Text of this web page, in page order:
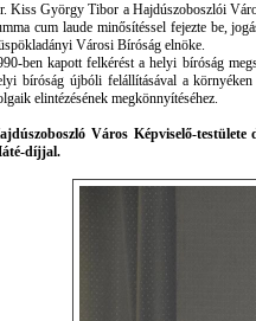
Kiss György Tibor a Hajdúszoboszlói
cum laude minősítéssel fejezte be,
Városi Bíróság elnöke.
ben kapott felkérést a helyi bíróság
bíróság újbóli felállításával a környéken
elintézésének megkönnyítéséhez.
Város Képviselő-
díjjal.